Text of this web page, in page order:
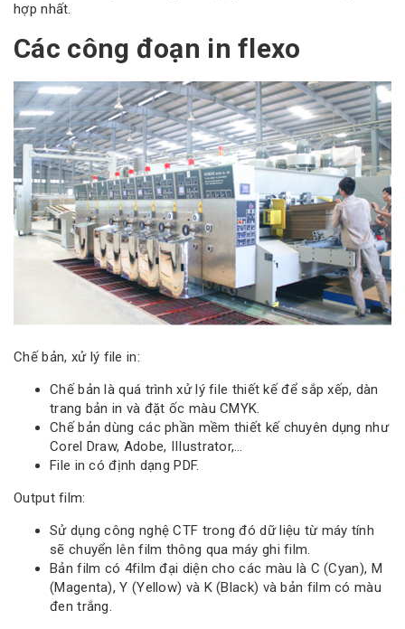
hợp nhất.
Các công đoạn in flexo
Chế bản, xử lý file in:
Chế bản là quá trình xử lý file thiết kế để sắp xếp, dàn
trang bản in và đặt ốc màu CMYK.
Chế bản dùng các phần mềm thiết kế chuyên dụng như
Corel Draw, Adobe, IIIustrator,…
File in có định dạng PDF.
Output film:
Sử dụng công nghệ CTF trong đó dữ liệu từ máy tính
sẽ chuyển lên film thông qua máy ghi film.
Bản film có 4film đại diện cho các màu là C (Cyan), M
(Magenta), Y (Yellow) và K (Black) và bản film có màu
đen trắng.